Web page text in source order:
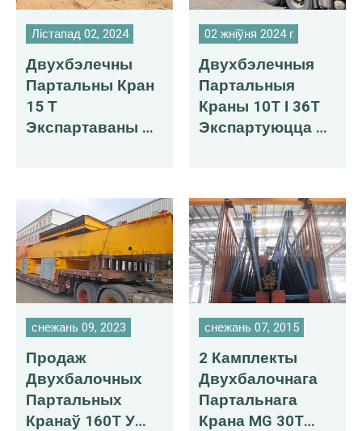
Лістапад 02, 2024
Двухбэлечны
Партальны Кран
15 Т
Экспартаваны Ў
02 жніўня 2024 г
Двухбэлечныя
Партальныя
Краны 10T І 36T
Экспартуюцца Ў
снежань 09, 2023
Продаж
Двухбалочных
Партальных
Кранаў 160T У
снежань 07, 2015
2 Камплекты
Двухбалочнага
Партальнага
Крана MG 30T